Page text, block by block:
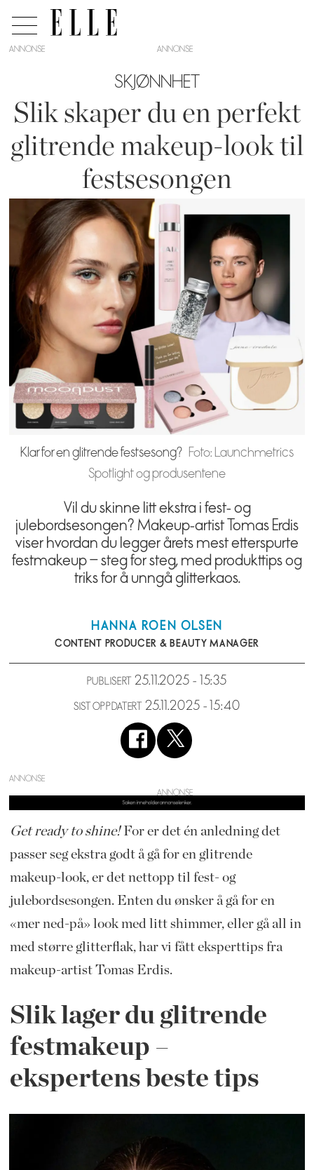
ANNONSE
SKJØNNHET
Slik skaper du en perfekt
glitrende makeup-look til
festsesongen
Klar for en glitrende festsesong? Foto: Launchmetrics
Spotlight og produsentene
Vil du skinne litt ekstra i fest- og
julebordsesongen? Makeup-artist Tomas Erdis
viser hvordan du legger årets mest etterspurte
festmakeup – steg for steg, med produkttips og
triks for å unngå glitterkaos.
HANNA ROEN OLSEN
CONTENT PRODUCER & BEAUTY MANAGER
PUBLISERT 25.11.2025 - 15:35
SIST OPPDATERT 25.11.2025 - 15:40
ANNONSE
Get ready to shine! For er det én anledning det
passer seg ekstra godt å gå for en glitrende
makeup-look, er det nettopp til fest- og
julebordsesongen. Enten du ønsker å gå for en
«mer ned-på» look med litt shimmer, eller gå all in
med større glitterflak, har vi fått eksperttips fra
makeup-artist Tomas Erdis.
Slik lager du glitrende
festmakeup –
ekspertens beste tips